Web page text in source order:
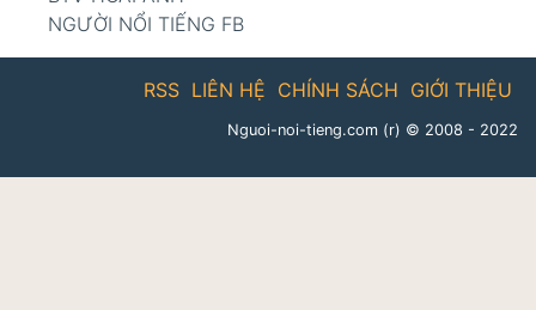
NGƯỜI NỔI TIẾNG FB
GIỚI THIỆU
CHÍNH SÁCH
LIÊN HỆ
RSS
Nguoi-noi-tieng.com (r) © 2008 - 2022